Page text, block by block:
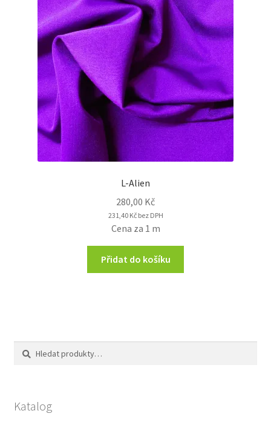
L-Alien
280,00 Kč
231,40 Kčbez DPH
Cena za 1 m
Přidat do košíku
Hledat:
Hledat
Katalog